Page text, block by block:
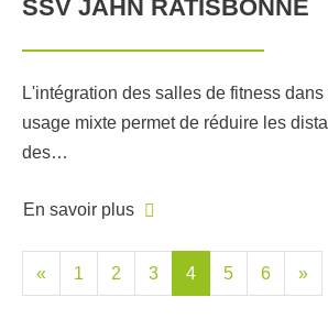
SSV JAHN RATISBONNE
L'intégration des salles de fitness
usage mixte permet de réduire les
des…
En savoir plus
« 1 2 3 4 5 6 »